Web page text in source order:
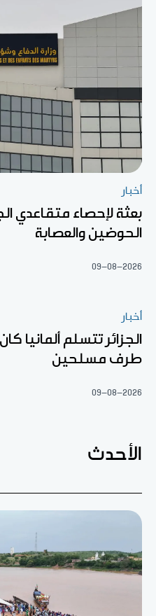
أخبار
بعثة لإحصاء متقاعدي
الحوضين والعصابة
09-08-2026
أخبار
الجزائر تتسلم ألمانيا
طرف مسلحين
09-08-2026
الأحدث